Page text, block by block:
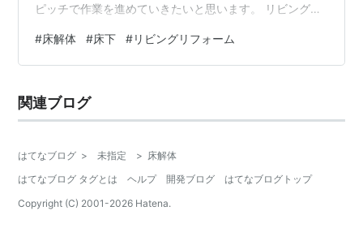
ピッチで作業を進めていきたいと思います。 リビングリ
回までの様子 現在の床の現状 床の解体開始 断熱材スタ
イロフォーム処理 床板貼り 前回までの様子 こちらがフ
床の間がある部屋でした。 畳を撤去し桜無垢のフローリ
ングを貼りました。 床下はいじらずに、既存の床…
#床解体 #床下 #リビングリフォーム
関連ブログ
はてなブログ > 未指定 > 床解体
はてなブログ タグとは
ヘルプ 開発ブログ
はてなブログトップ
Copyright (C) 2001-2026 Hatena.